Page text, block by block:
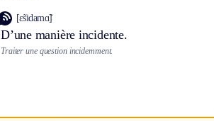
[ɛ̃sidamɑ̃]
D’une manière incidente.
Traiter une question incidemment.